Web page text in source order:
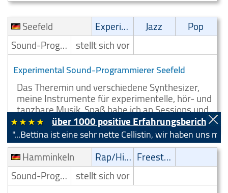
Seefeld
Experimental Jazz
Pop
Sound-Programmierer stellt sich vor
Experimental Sound-Programmierer Seefeld
Das Theremin und verschiedene Synthesizer,
meine Instrumente für experimentelle, hör- und
tanzbare Musik. Spaß habe ich an Sessions und
Projekten.
Hamminkeln
Rap/Hip-Hop/RnB
Freestyle
Sound-Programmierer stellt sich vor
über 1000 positive Erfahrungsberichte!
ist eine sehr nette Cellistin, wir haben uns mehrmals